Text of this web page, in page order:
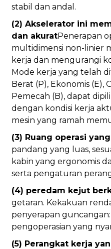
stabil dan andal.
(2) Akselerator ini
dan akuratPenerapan
multidimensi non-linier
kerja dan mengurangi
Mode kerja yang telah
Berat (P), Ekonomis (E),
Pemecah (B), dapat
dengan kondisi kerja
mesin yang ramah
(3) Ruang operasi
pandang yang luas,
kabin yang ergonomis
serta pengaturan
(4) peredam kejut
getaran. Kekakuan
penyerapan
pengoperasian yang
(5) Perangkat kerja